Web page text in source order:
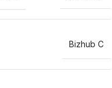
Bizhub C